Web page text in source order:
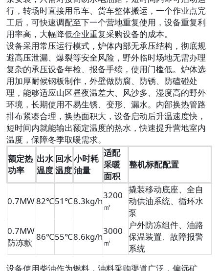
行，转场时直接用吊车、货车整体搬运，一个作业点完
工后，可快速调配至下一个营地重复使用，设备重复利
用率高，大幅降低企业重复采购设备的成本。
设备采用常压运行模式，炉体内部无承压结构，彻底规
避高压泄漏、爆裂等安全风险，野外临时场地无需办理
复杂的承压设备年检、报备手续，使用门槛低。炉体选
用加厚耐候钢板制作，外壁做防腐、防锈、防磕碰处
理，能够适应山区昼夜温差大、风沙多、湿度高的野外
环境，长期使用不易生锈、变形、漏水。内部换热管路
排布紧凑合理，换热面积大，设备启动后升温速度快，
短时间内就能输出额定温度的热水，快速提升营地室内
温度，保障冬季取暖需求。
额定热
功率
出水
温度
回水
温度
小时耗
油量
适配
采暖
面积
整机标配配置
0.7MW82℃51℃8.3kg/h
3200
㎡
撬装移动底座、全自
动供油系统、循环水
泵
0.7MW
防冻款
86℃55℃8.6kg/h
3000
㎡
户外防冻组件、油路
保温装置、故障报警
系统
设备使用柴油作为燃料，油料采购渠道广泛，偏远矿